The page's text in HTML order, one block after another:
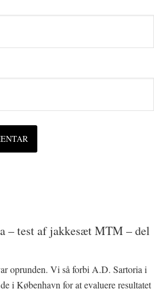
– test af jakkesæt MTM – del
oprunden. Vi så forbi A.D. Sartoria i
i København for at evaluere resultatet